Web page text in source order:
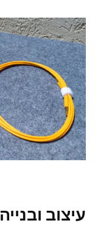
עיצוב ובנייה